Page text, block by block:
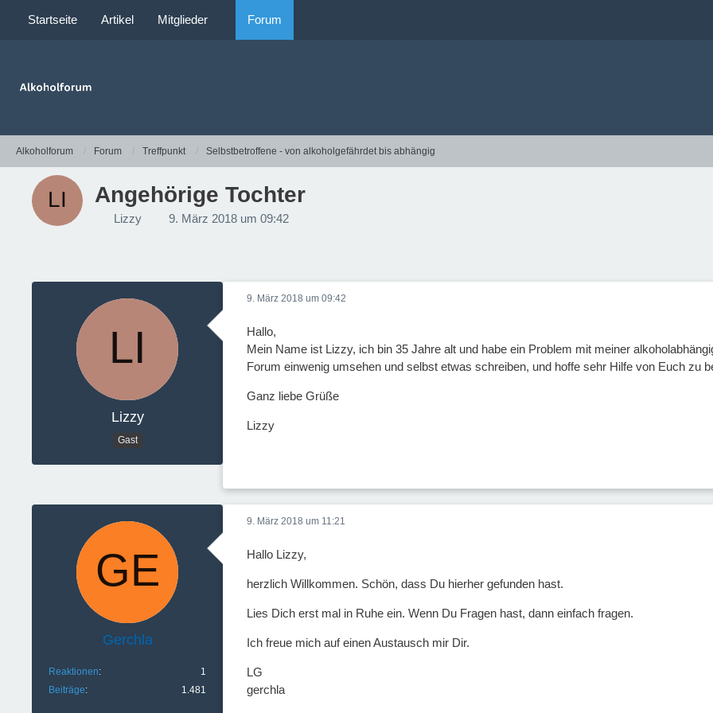
Startseite Artikel Mitglieder Forum
Alkoholforum Forum Treffpunkt Selbstbetroffene - von alkoholgefährdet bis abhängig
Angehörige Tochter
Lizzy 9. März 2018 um 09:42
Lizzy
Gast
9. März 2018 um 09:42
Hallo,
Mein Name ist Lizzy, ich bin 35 Jahre alt und habe ein Problem mit meiner
Forum einwenig umsehen und selbst etwas schreiben, und hoffe sehr Hilfe von Euch zu
Ganz liebe Grüße
Lizzy
Gerchla
Reaktionen
1
Beiträge
1.481
9. März 2018 um 11:21
Hallo Lizzy,
herzlich Willkommen. Schön, dass Du hierher gefunden hast.
Lies Dich erst mal in Ruhe ein. Wenn Du Fragen hast, dann einfach fragen.
Ich freue mich auf einen Austausch mir Dir.
LG
gerchla